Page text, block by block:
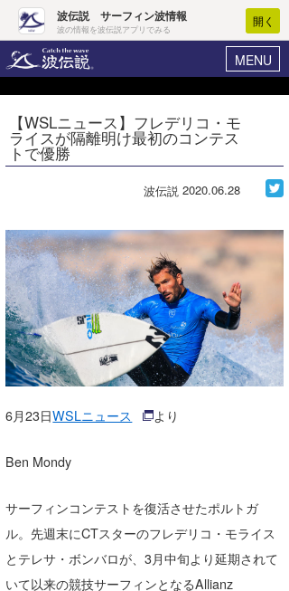
波伝説 サーフィン波情報
波の情報を波伝説アプリでみる
開く
MENU
ヘルプ マイホーム
ログイン
WAVE HUNTER波予想ツール
気象情報
ニュース
サーフィンエリアガイド
会員メニュー
今月のプレゼント
【WSLニュース】フレデリコ・モ
ライスが隔離明け最初のコンテス
トで優勝
波伝説 2020.06.28
6月23日WSLニュース より
Ben Mondy
サーフィンコンテストを復活させたポルトガ
ル。先週末にCTスターのフレデリコ・モライス
とテレサ・ボンバロが、3月中旬より延期されて
いて以来の競技サーフィンとなるAllianz
Core Surf Japan
コンテスト
ファッション/グッズ
アート＆エンタメ
コラム
トラベル
ショップ情報
ショップ情報
湘南
千葉北
千葉南
大阪
ウラナミ
お知らせ
その他
VOTE!